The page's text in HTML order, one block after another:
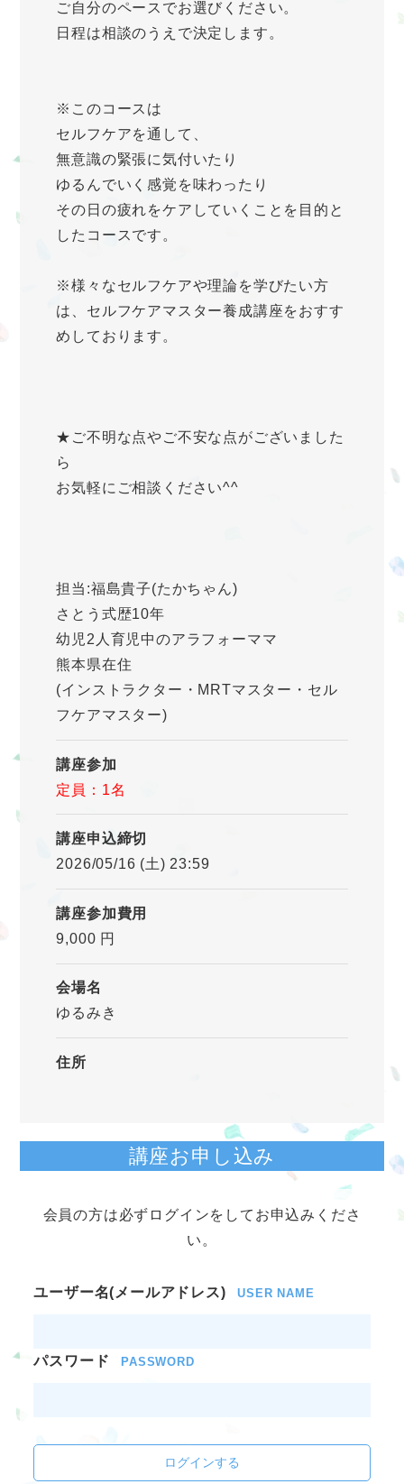
ご自分のペースでお選びください。
日程は相談のうえで決定します。
※このコースは
セルフケアを通して、
無意識の緊張に気付いたり
ゆるんでいく感覚を味わったり
その日の疲れをケアしていくことを目的と
したコースです。
※様々なセルフケアや理論を学びたい方
は、セルフケアマスター養成講座をおすす
めしております。
★ご不明な点やご不安な点がございました
ら
お気軽にご相談ください^^
担当:福島貴子(たかちゃん)
さとう式歴10年
幼児2人育児中のアラフォーママ
熊本県在住
(インストラクター・MRTマスター・セル
フケアマスター)
講座参加
定員：1名
講座申込締切
2026/05/16 (土) 23:59
講座参加費用
9,000 円
会場名
ゆるみき
住所
講座お申し込み
会員の方は必ずログインをしてお申込みくださ
い。
ユーザー名(メールアドレス) USER NAME
パスワード PASSWORD
ログインする